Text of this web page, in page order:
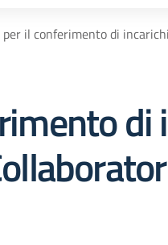
per il conferimento di